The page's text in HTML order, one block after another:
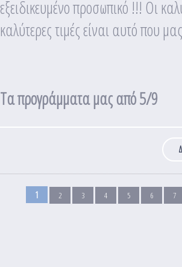
εξειδικευμένο προσωπικό !!! Οι
καλύτερες τιμές είναι αυτό που
Τα προγράμματα μας από 5/9
1 2 3 4 5 6 7